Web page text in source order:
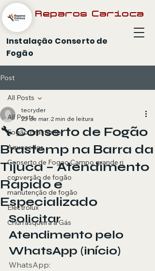
Reparos Carioca
Instalação Conserto de
Fogão
Post
All Posts
Fogão Brastemp
Aquecedor
Conserto de Fogao Campo grande rj
conversão de fogão
manutenção de fogão
Electrolux
Churrasqueira a Gás
All Posts
🔧 Conserto de Fogão
Brastemp na Barra da
Tijuca – Atendimento
Rápido e
Especializado
tecryder
23 de mar. 2 min de leitura
Solicitar
Atendimento pelo
WhatsApp (início)
WhatsApp: